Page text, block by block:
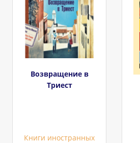
Возвращение в
Триест
Книги иностранных